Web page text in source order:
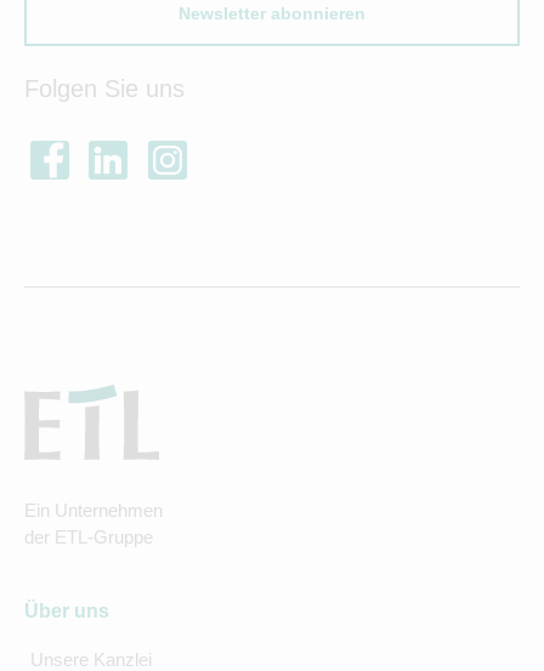
Newsletter abonnieren
Folgen Sie uns
Ein Unternehmen
der ETL-Gruppe
Über uns
Unsere Kanzlei